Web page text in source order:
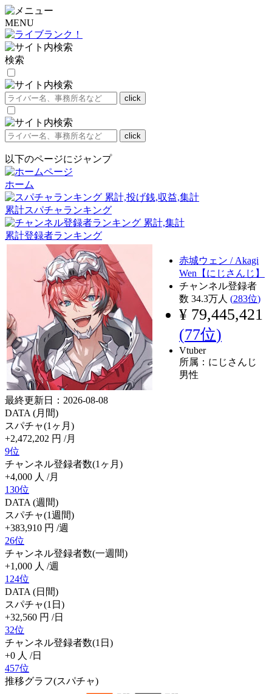
MENU
検索
以下のページにジャンプ
ホーム
累計スパチャランキング
累計登録者ランキング
赤城ウェン / Akagi
Wen【にじさんじ】
チャンネル登録者
数 34.3万人 (283位)
¥ 79,445,421
(77位)
Vtuber
所属：にじさんじ
男性
最終更新日：2026-08-08
DATA (月間)
スパチャ(1ヶ月)
+2,472,202 円 /月
9位
チャンネル登録者数(1ヶ月)
+4,000 人 /月
130位
DATA (週間)
スパチャ(1週間)
+383,910 円 /週
26位
チャンネル登録者数(一週間)
+1,000 人 /週
124位
DATA (日間)
スパチャ(1日)
+32,560 円 /日
32位
チャンネル登録者数(1日)
+0 人 /日
457位
推移グラフ(スパチャ)